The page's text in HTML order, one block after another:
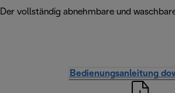
Der vollständig abnehmbare und
Bedienungsanleitung